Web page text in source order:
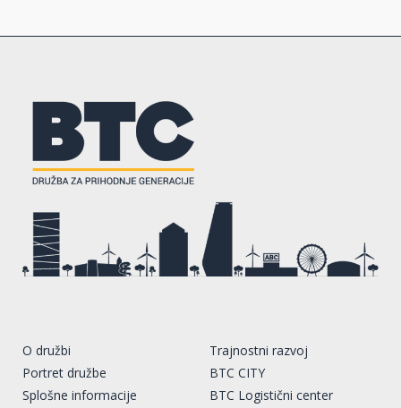
O družbi
Portret družbe
Splošne informacije
Trajnostni razvoj
BTC CITY
BTC Logistični center